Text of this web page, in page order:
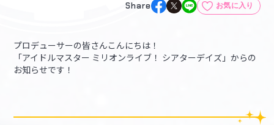
マイスケジュール メモ
Share お気に入り
プロデューサーの皆さんこんにちは！
「アイドルマスター ミリオンライブ！ シアターデイズ」からの
お知らせです！